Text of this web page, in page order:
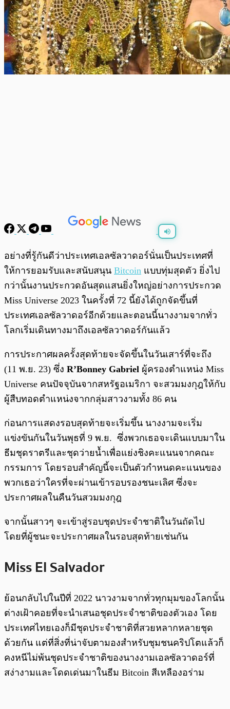
พร้อมเล่น
อย่างที่รู้กันดีว่าประเทศเอลซัลวาดอร์นั่นเป็นประเทศที่
ให้การยอมรับและสนับสนุน Bitcoin แบบทุ่มสุดตัว ยิ่งไป
กว่านั้นงานประกวดอันสุดแสนยิ่งใหญ่อย่างการประกวด
Miss Universe 2023 ในครั้งที่ 72 นี้ยังได้ถูกจัดขึ้นที่
ประเทศเอลซัลวาดอร์อีกด้วยและตอนนี้นางงามจากทั่ว
โลกเริ่มเดินทางมาถึงเอลซัลวาดอร์กันแล้ว
การประกาศผลครั้งสุดท้ายจะจัดขึ้นในวันเสาร์ที่จะถึง
(11 พ.ย. 23) ซึ่ง R’Bonney Gabriel ผู้ครองตำแหน่ง Miss
Universe คนปัจจุบันจากสหรัฐอเมริกา จะสวมมงกุฎให้กับ
ผู้สืบทอดตำแหน่งจากกลุ่มสาวงามทั้ง 86 คน
ก่อนการแสดงรอบสุดท้ายจะเริ่มขึ้น นางงามจะเริ่ม
แข่งขันกันในวันพุธที่ 9 พ.ย. ซึ่งพวกเธอจะเดินแบบมาใน
ธีมชุดราตรีและชุดว่ายน้ำเพื่อแย่งชิงคะแนนจากคณะ
กรรมการ โดยรอบสำคัญนี้จะเป็นตัวกำหนดคะแนนของ
พวกเธอว่าใครที่จะผ่านเข้ารอบรองชนะเลิศ ซึ่งจะ
ประกาศผลในคืนวันสวมมงกุฎ
จากนั้นสาวๆ จะเข้าสู่รอบชุดประจำชาติในวันถัดไป
โดยที่ผู้ชนะจะประกาศผลในรอบสุดท้ายเช่นกัน
Miss El Salvador
ย้อนกลับไปในปีที่ 2022 นาวงามจากทั่วทุกมุมของโลกนั้น
ต่างเฝ้าคอยที่จะนำเสนอชุดประจำชาติของตัวเอง โดย
ประเทศไทยเองก็มีชุดประจำชาติที่สวยหลากหลายชุด
ด้วยกัน แต่ที่สิ่งที่น่าจับตามองสำหรับชุมชนคริปโตแล้วก็
คงหนีไม่พ้นชุดประจำชาติของนางงามเอลซัลวาดอร์ที่
สง่างามและโดดเด่นมาในธีม Bitcoin สีเหลืองอร่าม